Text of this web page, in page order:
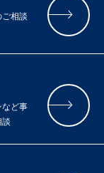
相談
など事